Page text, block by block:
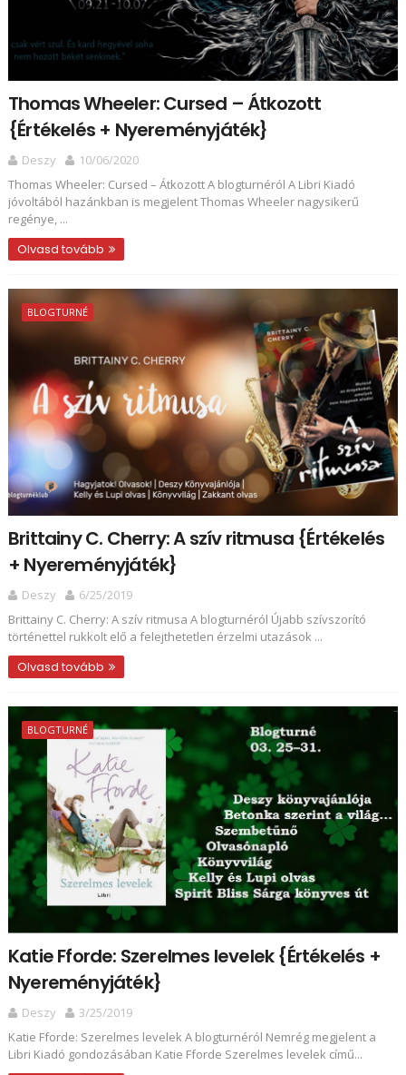
Thomas Wheeler: Cursed – Átkozott
{Értékelés + Nyereményjáték}
Deszy
10/06/2020
Thomas Wheeler: Cursed – Átkozott A blogturnéról A Libri Kiadó
jóvoltából hazánkban is megjelent Thomas Wheeler nagysikerű
regénye, ...
Olvasd tovább
BLOGTURNÉ
Brittainy C. Cherry: A ​szív ritmusa {Értékelés
+ Nyereményjáték}
Deszy
6/25/2019
Brittainy C. Cherry: A ​szív ritmusa A blogturnéról Újabb szívszorító
történettel rukkolt elő a felejthetetlen érzelmi utazások ...
Olvasd tovább
BLOGTURNÉ
Katie Fforde: Szerelmes ​levelek {Értékelés +
Nyereményjáték}
Deszy
3/25/2019
Katie Fforde: Szerelmes ​levelek A blogturnéról Nemrég megjelent a
Libri Kiadó gondozásában Katie Fforde Szerelmes levelek című...